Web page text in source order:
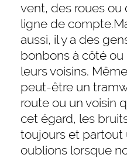
vent, des roues
ligne de
aussi, il y a des
bonbons à côté
leurs voisins.
peut-être un
route ou un voisin
cet égard, les
toujours et partout
oublions lorsque